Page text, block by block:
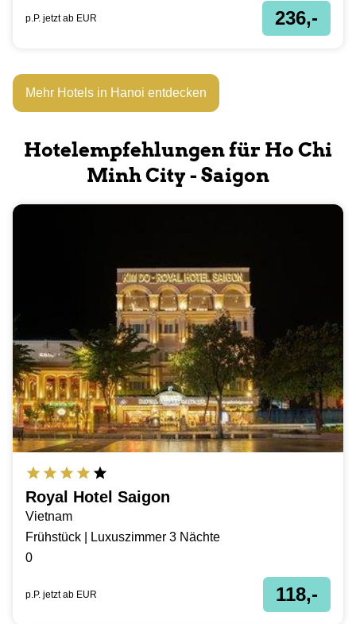
p.P. jetzt ab EUR 236,-
Mehr Hotels in Hanoi entdecken
Hotelempfehlungen für Ho Chi
Minh City - Saigon
Royal Hotel Saigon
Vietnam
Frühstück | Luxuszimmer 3 Nächte
0
p.P. jetzt ab EUR 118,-